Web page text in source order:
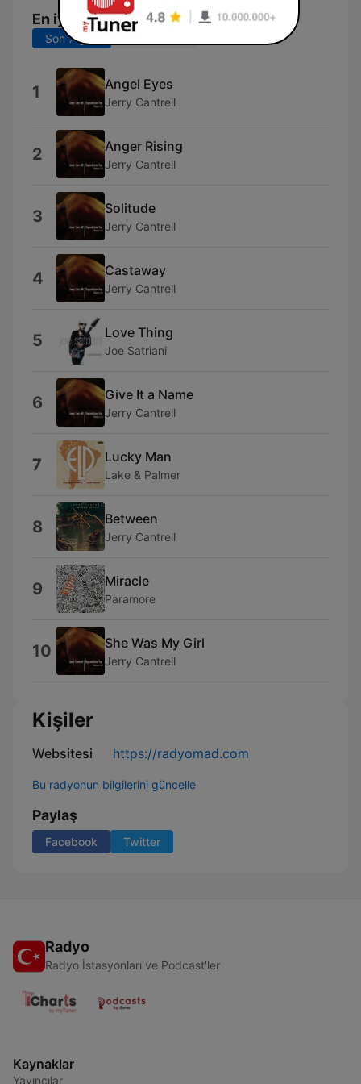
En iyi şarkılar
Son 7 gün
1 Angel Eyes
Jerry Cantrell
2 Anger Rising
Jerry Cantrell
3 Solitude
Jerry Cantrell
4 Castaway
Jerry Cantrell
5 Love Thing
Joe Satriani
6 Give It a Name
Jerry Cantrell
7 Lucky Man
Lake & Palmer
8 Between
Jerry Cantrell
9 Miracle
Paramore
10 She Was My Girl
Jerry Cantrell
Kişiler
Websitesi https://radyomad.com
Bu radyonun bilgilerini güncelle
Paylaş
Facebook Twitter
Radyo
Radyo İstasyonları ve Podcast'ler
Kaynaklar
Yayıncılar